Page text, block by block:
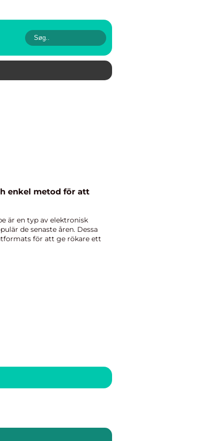
enkel metod för att
är en typ av elektronisk
de senaste åren. Dessa
för att ge rökare ett